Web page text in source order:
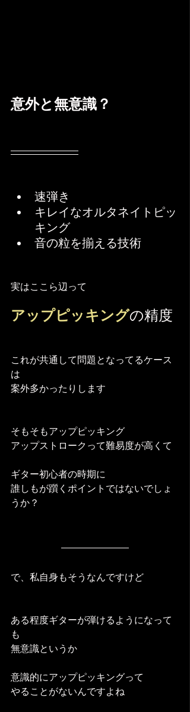
意外と無意識？
速弾き
キレイなオルタネイトピッ
キング
音の粒を揃える技術
実はここら辺って
アップピッキングの精度
これが共通して問題となってるケース
は
案外多かったりします
そもそもアップピッキング
アップストロークって難易度が高くて
ギター初心者の時期に
誰しもが躓くポイントではないでしょ
うか？
で、私自身もそうなんですけど
ある程度ギターが弾けるようになって
も
無意識というか
意識的にアップピッキングって
やることがないんですよね